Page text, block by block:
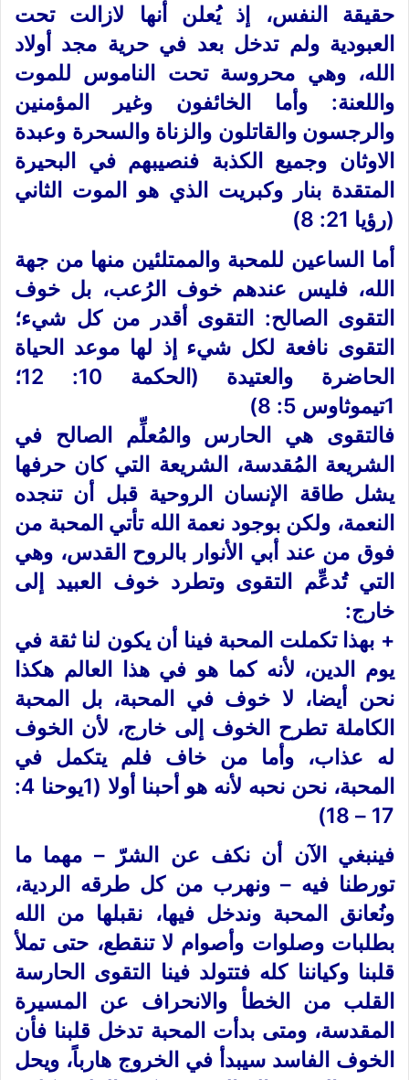
حقيقة النفس، إذ يُعلن أنها لازالت تحت
العبودية ولم تدخل بعد في حرية مجد أولاد
الله، وهي محروسة تحت الناموس للموت
واللعنة: وأما الخائفون وغير المؤمنين
والرجسون والقاتلون والزناة والسحرة وعبدة
الاوثان وجميع الكذبة فنصيبهم في البحيرة
المتقدة بنار وكبريت الذي هو الموت الثاني
(رؤيا 21: 8)
أما الساعين للمحبة والممتلئين منها من جهة
الله، فليس عندهم خوف الرُعب، بل خوف
التقوى الصالح: التقوى أقدر من كل شيء؛
التقوى نافعة لكل شيء إذ لها موعد الحياة
الحاضرة والعتيدة (الحكمة 10: 12؛
1تيموثاوس 5: 8)
فالتقوى هي الحارس والمُعلِّم الصالح في
الشريعة المُقدسة، الشريعة التي كان حرفها
يشل طاقة الإنسان الروحية قبل أن تنجده
النعمة، ولكن بوجود نعمة الله تأتي المحبة من
فوق من عند أبي الأنوار بالروح القدس، وهي
التي تُدعِّم التقوى وتطرد خوف العبيد إلى
خارج:
+ بهذا تكملت المحبة فينا أن يكون لنا ثقة في
يوم الدين، لأنه كما هو في هذا العالم هكذا
نحن أيضا، لا خوف في المحبة، بل المحبة
الكاملة تطرح الخوف إلى خارج، لأن الخوف
له عذاب، وأما من خاف فلم يتكمل في
المحبة، نحن نحبه لأنه هو أحبنا أولا (1يوحنا 4:
17 – 18)
فينبغي الآن أن نكف عن الشرّ – مهما ما
تورطنا فيه – ونهرب من كل طرقه الردية،
ونُعانق المحبة وندخل فيها، نقبلها من الله
بطلبات وصلوات وأصوام لا تنقطع، حتى تملأ
قلبنا وكياننا كله فتتولد فينا التقوى الحارسة
القلب من الخطأ والانحراف عن المسيرة
المقدسة، ومتى بدأت المحبة تدخل قلبنا فأن
الخوف الفاسد سيبدأ في الخروج هارباً، ويحل